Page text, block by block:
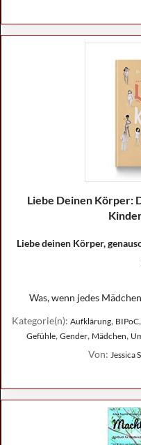
Liebe Deinen Körper:
Liebe deinen Körper,
Was, wenn jedes
Kategorie(n): Aufklärung, BIPoC,
Gefühle, Gender, Mädchen,
Von: Jessica